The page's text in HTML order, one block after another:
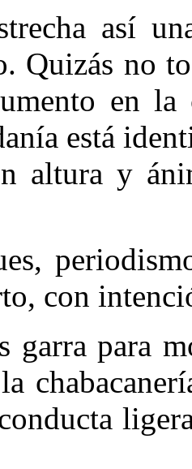
así
Quizás no
en
está
altura y
con
garra para